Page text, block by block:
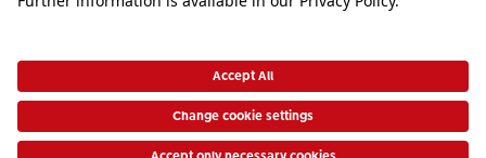
Inspiration
Bei Fragen zu Produkten oder der Bestellung können Sie uns gerne von
Montag bis Samstag von 8:00 – 20:00 Uhr und Sonntag von 10:00 –